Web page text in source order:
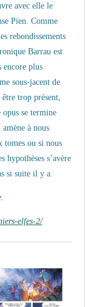
avec elle le
Pien. Comme
rebondissements
Barrau est
encore plus
sous-jacent de
trop présent,
se termine
à nous
tomes ou si nous
hypothèses s’avère
si suite il y a.
elfes-2/